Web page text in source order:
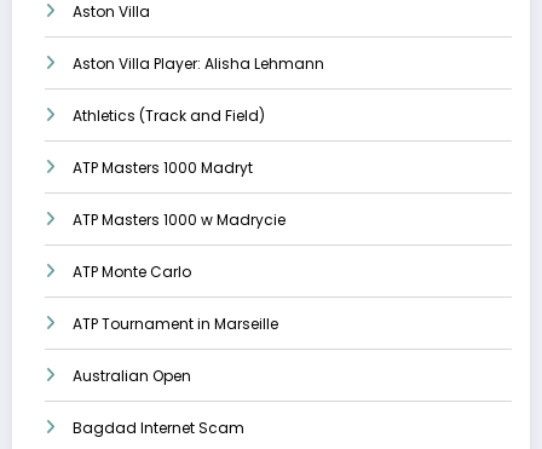
Aston Villa
Aston Villa Player: Alisha Lehmann
Athletics (Track and Field)
ATP Masters 1000 Madryt
ATP Masters 1000 w Madrycie
ATP Monte Carlo
ATP Tournament in Marseille
Australian Open
Bagdad Internet Scam